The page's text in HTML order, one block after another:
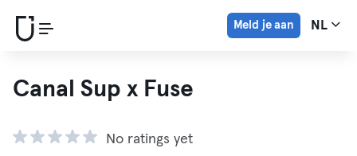
Meld je aan NL
Canal Sup x Fuse
No ratings yet